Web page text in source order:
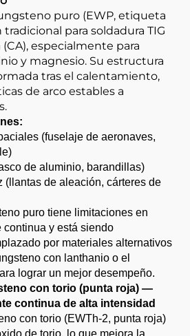
puro (EWP, etiqueta
para soldadura TIG
especialmente para
y magnesio. Su estructura
tras el calentamiento,
de arco estables a
(fuselaje de aeronaves,
de aluminio, barandillas)
(llantas de aleación, cárteres de
puro tiene limitaciones en
y está siendo
por materiales alternativos
con lanthanio o el
lograr un mejor desempeño.
con torio (punta roja) —
continua de alta intensidad
con torio (EWTh-2, punta roja)